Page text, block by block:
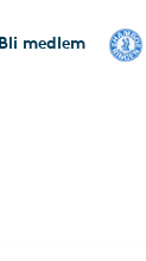
Bli medlem